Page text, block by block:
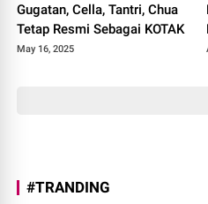
Gugatan, Cella, Tantri, Chua
Tetap Resmi Sebagai KOTAK
May 16, 2025
#TRANDING